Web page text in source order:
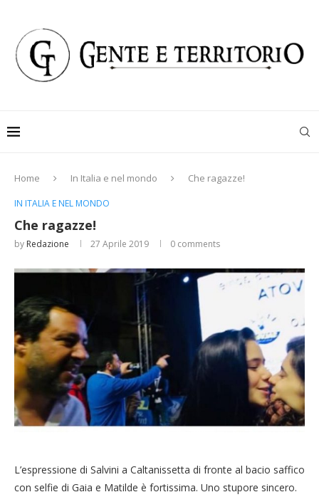
Home In Italia e nel mondo Che ragazze!
IN ITALIA E NEL MONDO
Che ragazze!
by Redazione 27 Aprile 2019 0 comments
L’espressione di Salvini a Caltanissetta di fronte al bacio saffico
con selfie di Gaia e Matilde è fortissima. Uno stupore sincero.